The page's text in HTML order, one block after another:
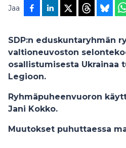
Jaa
SDP:n eduskuntaryhmän
valtioneuvoston
osallistumisesta Ukrainaa
Legioon.
Ryhmäpuheenvuoron
Jani Kokko.
Muutokset puhuttaessa